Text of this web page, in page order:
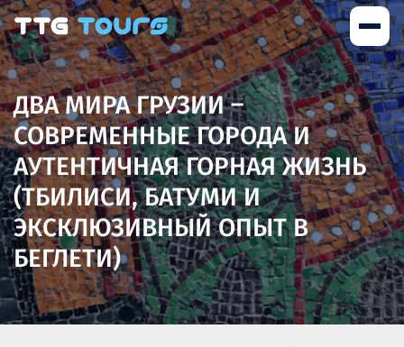
ДВА МИРА ГРУЗИИ –
СОВРЕМЕННЫЕ ГОРОДА И
АУТЕНТИЧНАЯ ГОРНАЯ ЖИЗНЬ
(ТБИЛИСИ, БАТУМИ И
ЭКСКЛЮЗИВНЫЙ ОПЫТ В
БЕГЛЕТИ)